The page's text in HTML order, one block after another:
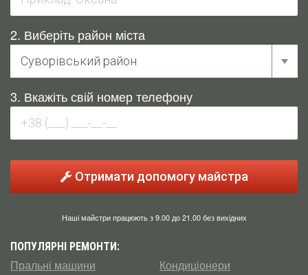
2. Виберіть район міста
3. Вкажіть свій номер телефону
Отримати допомогу майстра
Наші майстри працюють з 9.00 до 21.00 без вихідних
ПОПУЛЯРНІ РЕМОНТИ:
Пральні машини Кондиціонери